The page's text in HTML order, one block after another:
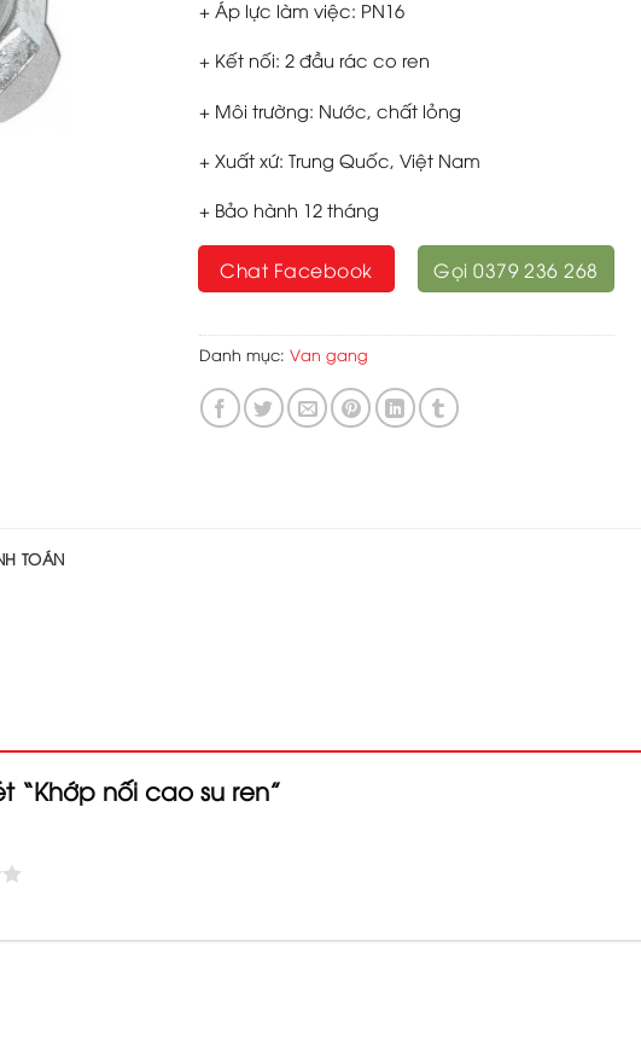
+ Áp lực làm việc: PN16
+ Kết nối: 2 đầu rác co ren
+ Môi trường: Nước, chất lỏng
+ Xuất xứ: Trung Quốc, Việt Nam
+ Bảo hành 12 tháng
Chat Facebook Gọi 0379 236 268
Danh mục: Van gang
TOÁN
“Khớp nối cao su ren”